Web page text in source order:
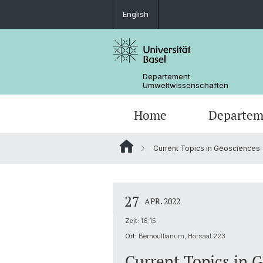
English
Departement
Umweltwissenschaften
Home
Current Topics in Geosciences
27 APR. 2022
Zeit: 16:15
Ort: Bernoullianum, Hörsaal 223